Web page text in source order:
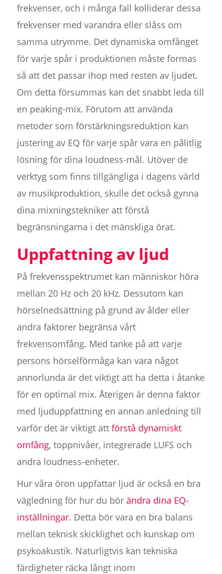
frekvenser, och i många fall kolliderar dessa
frekvenser med varandra eller slåss om
samma utrymme. Det dynamiska omfånget
för varje spår i produktionen måste formas
så att det passar ihop med resten av ljudet.
Om detta försummas kan det snabbt leda till
en peaking-mix. Förutom att använda
metoder som förstärkningsreduktion kan
justering av EQ för varje spår vara en pålitlig
lösning för dina loudness-mål. Utöver de
verktyg som finns tillgängliga i dagens värld
av musikproduktion, skulle det också gynna
dina mixningstekniker att förstå
begränsningarna i det mänskliga örat.
Uppfattning av ljud
På frekvensspektrumet kan människor höra
mellan 20 Hz och 20 kHz. Dessutom kan
hörselnedsättning på grund av ålder eller
andra faktorer begränsa vårt
frekvensomfång. Med tanke på att varje
persons hörselförmåga kan vara något
annorlunda är det viktigt att ha detta i åtanke
för en optimal mix. Återigen är denna faktor
med ljuduppfattning en annan anledning till
varför det är viktigt att förstå dynamiskt
omfång, toppnivåer, integrerade LUFS och
andra loudness-enheter.
Hur våra öron uppfattar ljud är också en bra
vägledning för hur du bör ändra dina EQ-
inställningar. Detta bör vara en bra balans
mellan teknisk skicklighet och kunskap om
psykoakustik. Naturligtvis kan tekniska
färdigheter räcka långt inom